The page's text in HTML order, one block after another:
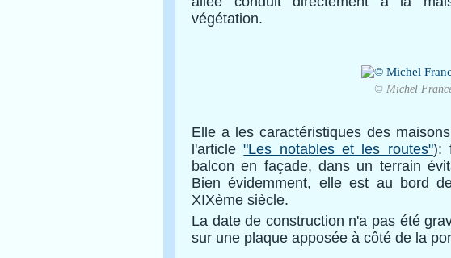
végétation.
© Michel
Elle a les caractéristiques des
l'article"Les notables et les routes"):
balcon en façade, dans un terrain
Bien évidemment, elle est au bord
XIXème siècle.
La date de construction n'a pas été
sur une plaque apposée à côté de la